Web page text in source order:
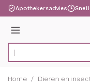
Ga naar de inhoud
Apothekersadvies
Menu
Product, merk,
Home / Dieren en